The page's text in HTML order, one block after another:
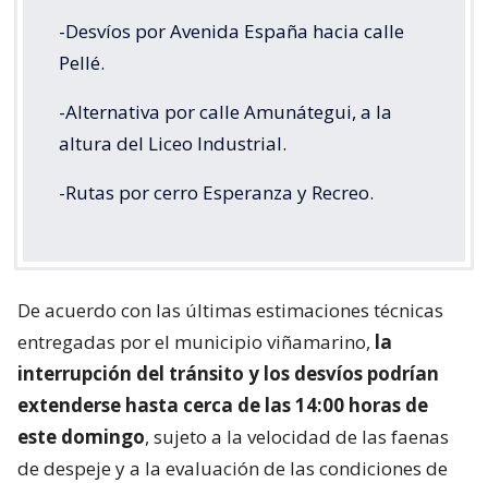
-Desvíos por Avenida España hacia calle
Pellé.
-Alternativa por calle Amunátegui, a la
altura del Liceo Industrial.
-Rutas por cerro Esperanza y Recreo.
De acuerdo con las últimas estimaciones técnicas
entregadas por el municipio viñamarino, la
interrupción del tránsito y los desvíos podrían
extenderse hasta cerca de las 14:00 horas de
este domingo, sujeto a la velocidad de las faenas
de despeje y a la evaluación de las condiciones de